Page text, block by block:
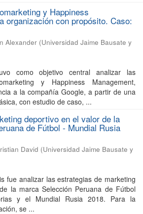
y Happiness
organización con propósito. Caso:
Alexander (Universidad Jaime Bausate y
como objetivo central analizar las
y Happiness Management,
a la compañía Google, a partir de una
con estudio de caso, ...
deportivo en el valor de la
de Fútbol - Mundial Rusia
David (Universidad Jaime Bausate y
fue analizar las estrategias de marketing
la marca Selección Peruana de Fútbol
y el Mundial Rusia 2018. Para la
se ...